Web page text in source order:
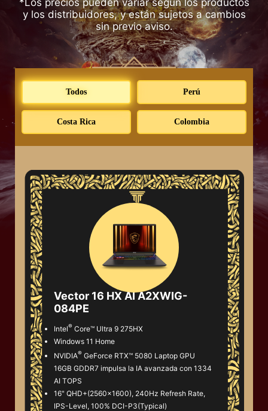
*Los precios pueden variar según los productos
y los distribuidores, y están sujetos a cambios
sin previo aviso.
Todos Perú
Costa Rica Colombia
Vector 16 HX AI A2XWIG-
084PE
Intel® Core™ Ultra 9 275HX
Windows 11 Home
NVIDIA® GeForce RTX™ 5080 Laptop GPU
16GB GDDR7 impulsa la IA avanzada con 1334
AI TOPS
16" QHD+(2560x1600), 240Hz Refresh Rate,
IPS-Level, 100% DCI-P3(Typical)